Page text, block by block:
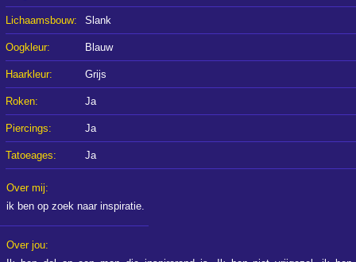
Lichaamsbouw: Slank
Oogkleur: Blauw
Haarkleur: Grijs
Roken: Ja
Piercings: Ja
Tatoeages: Ja
Over mij:
ik ben op zoek naar inspiratie.
Over jou: